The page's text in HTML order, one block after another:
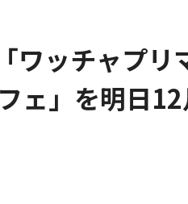
ワッチャプリ
ェ」を明日